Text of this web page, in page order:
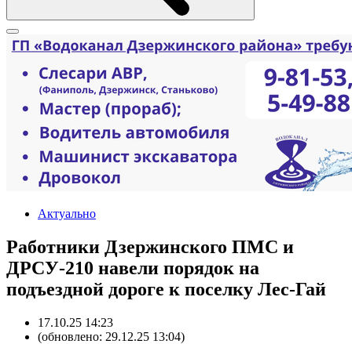
Актуально
Работники Дзержинского ПМС и
ДРСУ-210 навели порядок на
подъездной дороге к поселку Лес-Гай
17.10.25 14:23
(обновлено: 29.12.25 13:04)